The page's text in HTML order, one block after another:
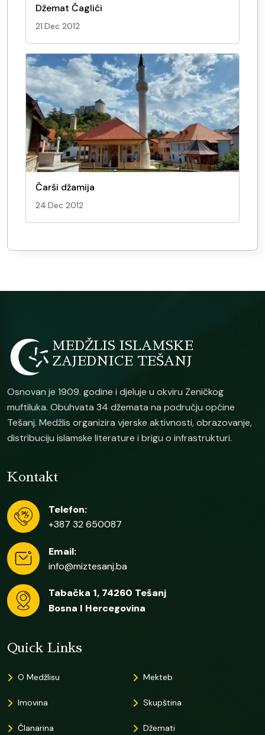
Džemat Čaglići
21.Dec 2012
Čarši džamija
24.Dec 2012
MEDŽLIS ISLAMSKE
ZAJEDNICE TEŠANJ
Osnovan je 1909. godine i djeluje u okviru Zeničkog
muftiluka. Obuhvata 34 džemata na području općine
Tešanj. Medžlis organizira vjerske aktivnosti, obrazovanje,
distribuciju islamske literature i brigu o infrastrukturi.
Kontakt
Telefon:
+387 32 650087
Email:
info@miztesanj.ba
Tabačka 1, 74260 Tešanj
Bosna I Hercegovina
Quick Links
O Medžlisu Mekteb
Imovina Skupština
Članarina Džemati